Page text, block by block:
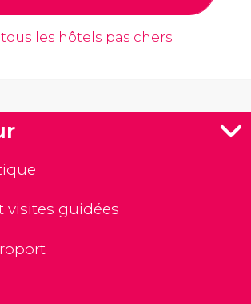
tous les hôtels pas chers
visites guidées